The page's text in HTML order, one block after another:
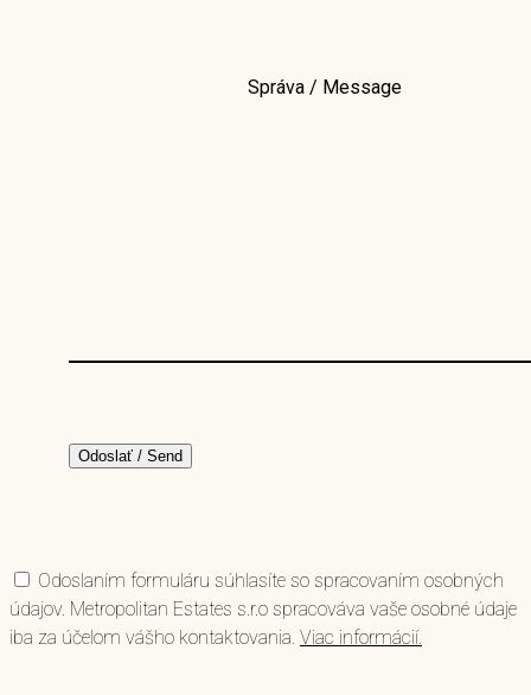
Správa / Message
Odoslaním formuláru súhlasíte so spracovaním osobných
údajov. Metropolitan Estates s.r.o spracováva vaše osobné údaje
iba za účelom vášho kontaktovania. Viac informácií.